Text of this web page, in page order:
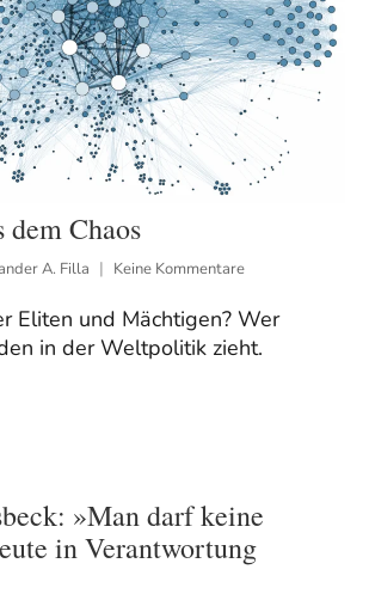
dem Chaos
A. Filla Keine Kommentare
Eliten und Mächtigen? Wer
in der Weltpolitik zieht.
»Man darf keine
in Verantwortung